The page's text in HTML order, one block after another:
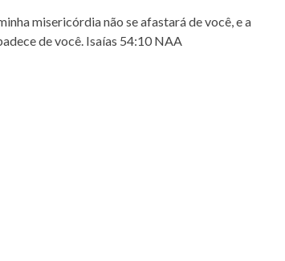
misericórdia não se afastará de você, e a
de você. Isaías 54:10 NAA